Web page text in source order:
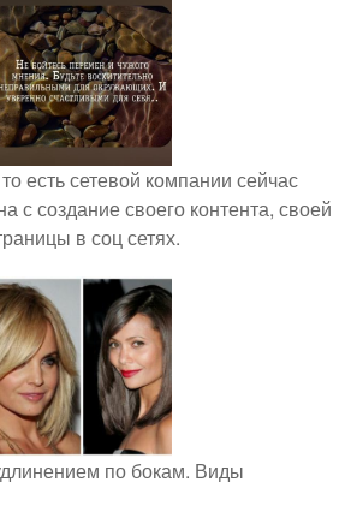
есть сетевой компании сейчас
с создание своего контента, своей
в соц сетях.
по бокам. Виды